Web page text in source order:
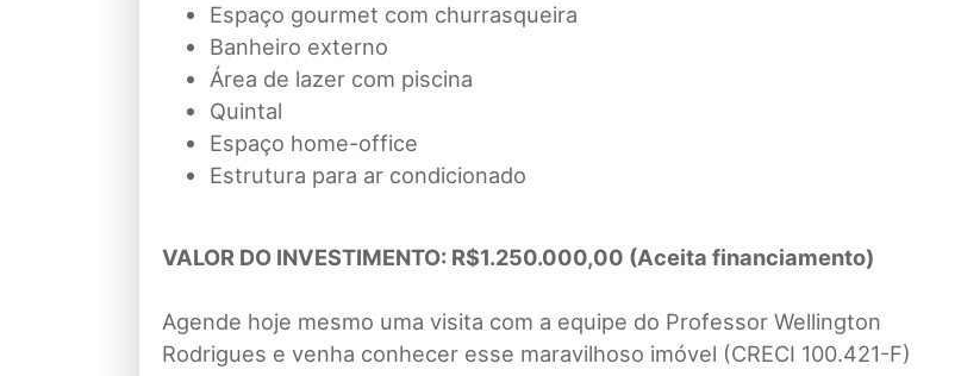
Espaço gourmet com churrasqueira
Banheiro externo
Área de lazer com piscina
Quintal
Espaço home-office
Estrutura para ar condicionado
VALOR DO INVESTIMENTO: R$1.250.000,00 (Aceita financiamento)
Agende hoje mesmo uma visita com a equipe do Professor Wellington
Rodrigues e venha conhecer esse maravilhoso imóvel (CRECI 100.421-F)